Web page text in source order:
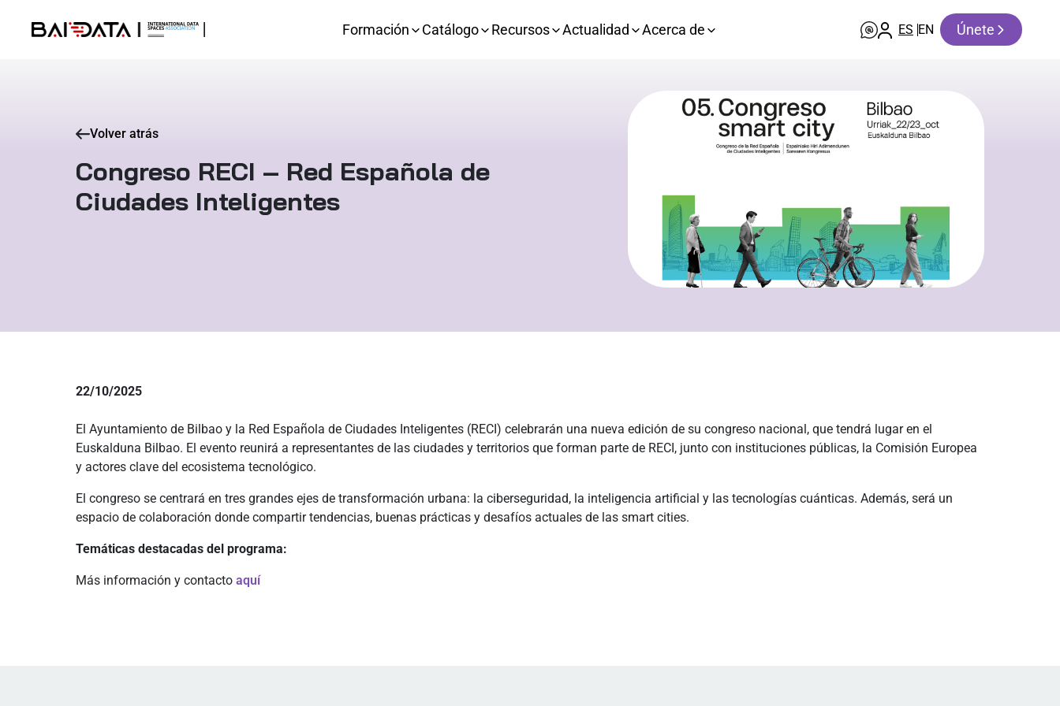
Formación Catálogo Recursos Actualidad Acerca de ES EN Únete
Volver atrás
Congreso RECI – Red Española de
Ciudades Inteligentes
22/10/2025
El Ayuntamiento de Bilbao y la Red Española de Ciudades Inteligentes (RECI) celebrarán una nueva edición de su congreso nacional, que tendrá lugar en el
Euskalduna Bilbao. El evento reunirá a representantes de las ciudades y territorios que forman parte de RECI, junto con instituciones públicas, la Comisión Europea
y actores clave del ecosistema tecnológico.
El congreso se centrará en tres grandes ejes de transformación urbana: la ciberseguridad, la inteligencia artificial y las tecnologías cuánticas. Además, será un
espacio de colaboración donde compartir tendencias, buenas prácticas y desafíos actuales de las smart cities.
Temáticas destacadas del programa:
Más información y contacto aquí